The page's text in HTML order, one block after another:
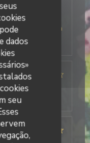
dados
seu
et de
avec des
du fraggola est à
/5 quality_price